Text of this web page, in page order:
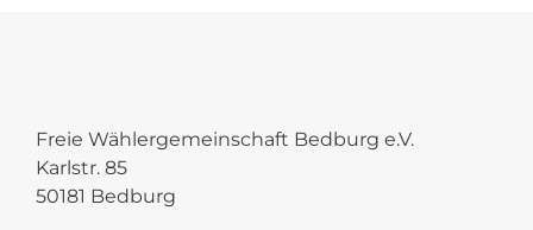
Freie Wählergemeinschaft Bedburg e.V.
Karlstr. 85
50181 Bedburg